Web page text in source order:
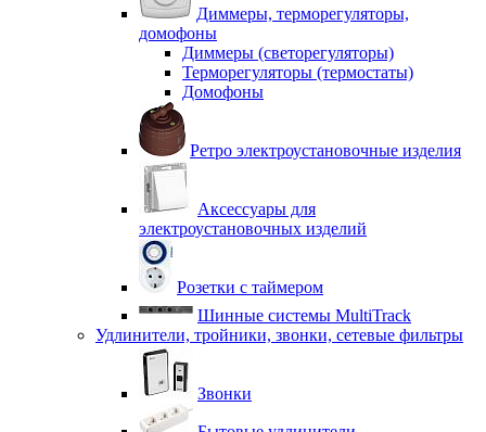
Диммеры, терморегуляторы,
домофоны
Диммеры (светорегуляторы)
Терморегуляторы (термостаты)
Домофоны
Ретро электроустановочные изделия
Аксессуары для
электроустановочных изделий
Розетки с таймером
Шинные системы MultiTrack
Удлинители, тройники, звонки, сетевые фильтры
Звонки